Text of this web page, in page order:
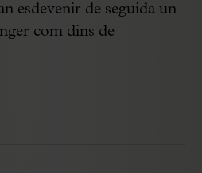
esdevenir de seguida un
com dins de